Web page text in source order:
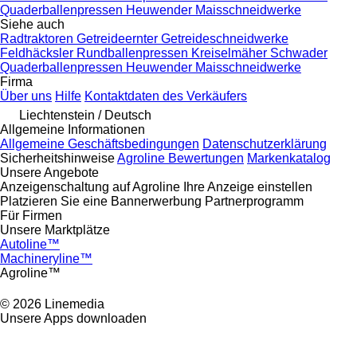
Quaderballenpressen Heuwender Maisschneidwerke
Siehe auch
Radtraktoren Getreideernter Getreideschneidwerke
Feldhäcksler Rundballenpressen Kreiselmäher Schwader
Quaderballenpressen Heuwender Maisschneidwerke
Firma
Über uns Hilfe Kontaktdaten des Verkäufers
Liechtenstein / Deutsch
Allgemeine Informationen
Allgemeine Geschäftsbedingungen Datenschutzerklärung
SicherheitshinweiseAgroline Bewertungen Markenkatalog
Unsere Angebote
Anzeigenschaltung auf Agroline Ihre Anzeige einstellen
Platzieren Sie eine Bannerwerbung Partnerprogramm
Für Firmen
Unsere Marktplätze
Autoline™
Machineryline™
Agroline™
© 2026 Linemedia
Unsere Apps downloaden